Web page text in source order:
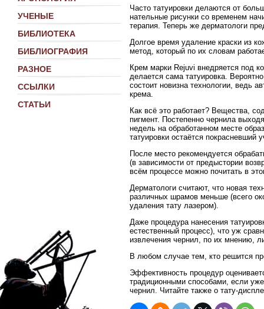
УЧЕНЫЕ
БИБЛИОТЕКА
БИБЛИОГРАФИЯ
РАЗНОЕ
ССЫЛКИ
СТАТЬИ
Часто татуировки делаются от
нательные рисунки со временем
терапия. Теперь же дерматологи
Долгое время удаление краски из
метод, который по их словам
Крем марки Rejuvi внедряется под
делается сама татуировка.
состоит новизна технологии, ведь
крема.
Как всё это работает? Вещества,
пигмент. Постепенно чернила
недель на обработанном месте
татуировки остаётся покрасневший
После место рекомендуется
(в зависимости от предыстории
всём процессе можно почитать в
Дерматологи считают, что новая
различных шрамов меньше (всего
удаления тату лазером).
Даже процедура нанесения
естественный процесс), что уж
извлечения чернил, по их мнению,
В любом случае тем, кто решится
Эффективность процедур
традиционными способами, если
чернил. Читайте также о тату-